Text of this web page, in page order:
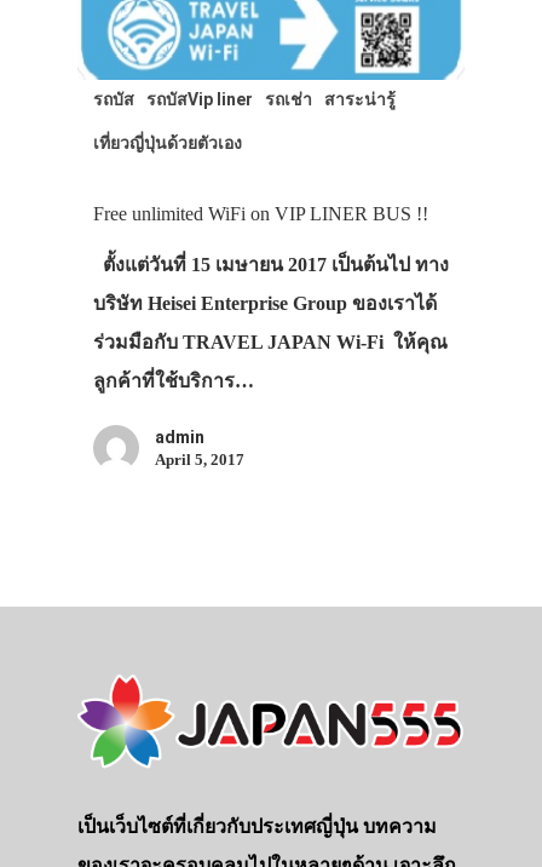
รถบัส รถบัสVip liner รถเช่า สาระน่ารู้
เที่ยวญี่ปุ่นด้วยตัวเอง
Free unlimited WiFi on VIP LINER BUS !!
ตั้งแต่วันที่ 15 เมษายน 2017 เป็นต้นไป ทาง
บริษัท Heisei Enterprise Group ของเราได้
ร่วมมือกับ TRAVEL JAPAN Wi-Fi ให้คุณ
ลูกค้าที่ใช้บริการ…
admin
April 5, 2017
เป็นเว็บไซต์ที่เกี่ยวกับประเทศญี่ปุ่น บทความ